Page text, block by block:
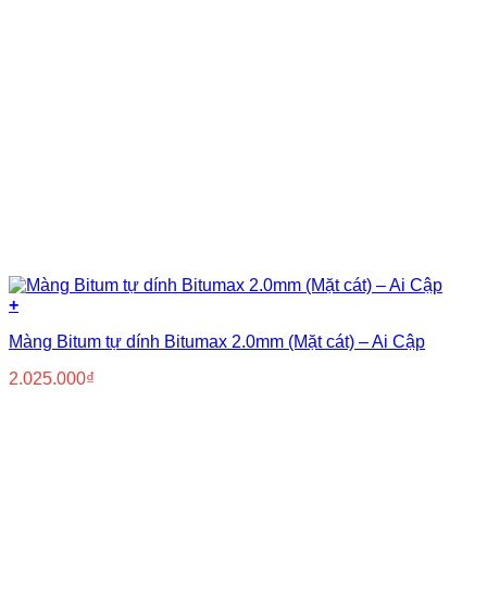
+
Màng Bitum tự dính Bitumax 2.0mm (Mặt cát) – Ai Cập
2.025.000₫